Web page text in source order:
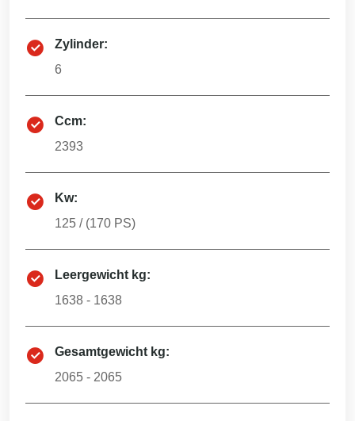
Zylinder:
6
Ccm:
2393
Kw:
125 / (170 PS)
Leergewicht kg:
1638 - 1638
Gesamtgewicht kg:
2065 - 2065